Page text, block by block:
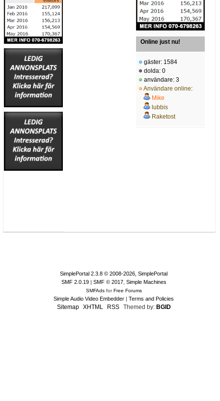
Online just nu!
gäster: 1584
dolda: 0
användare: 3
Användare online:
Mike
lubbis
Raketost
SimplePortal 2.3.8 © 2008-2026, SimplePortal
SMF 2.0.19| SMF © 2017, Simple Machines
SMFAdsforFree Forums
Simple Audio Video Embedder | Terms and Policies
Sitemap XHTML RSS Themed by: BGID